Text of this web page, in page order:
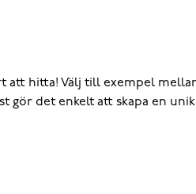
att hitta! Välj till exempel
gör det enkelt att skapa en